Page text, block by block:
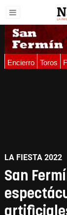
Encierro Toros
LA FIESTA 2022
San